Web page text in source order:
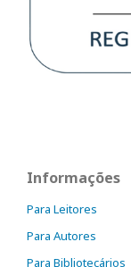
Informações
Para Leitores
Para Autores
Para Bibliotecários